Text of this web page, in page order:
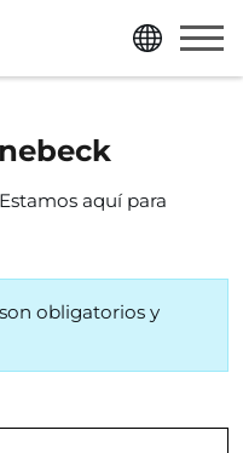
aquí para
obligatorios y